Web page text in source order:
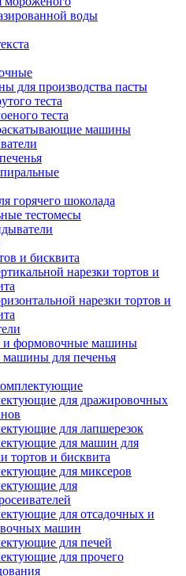
воды
для производства пасты
теста
теста
машины
горячего шоколада
тестомесы
и бисквита
нарезки тортов и
нарезки тортов и
и формовочные машины
для печенья
для дражировочных
для лапшерезок
для машин для
тортов и бисквита
для миксеров
для
для отсадочных и
машин
для печей
для прочего